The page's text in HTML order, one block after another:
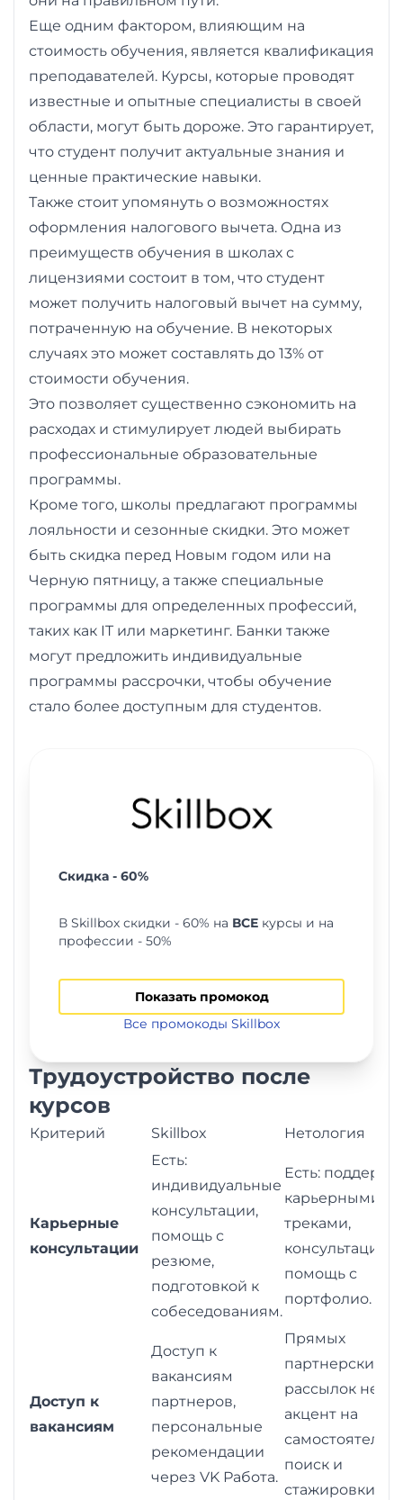
Еще одним фактором, влияющим на
стоимость обучения, является квалификация
преподавателей. Курсы, которые проводят
известные и опытные специалисты в своей
области, могут быть дороже. Это гарантирует,
что студент получит актуальные знания и
ценные практические навыки.
Также стоит упомянуть о возможностях
оформления налогового вычета. Одна из
преимуществ обучения в школах с
лицензиями состоит в том, что студент
может получить налоговый вычет на сумму,
потраченную на обучение. В некоторых
случаях это может составлять до 13% от
стоимости обучения.
Это позволяет существенно сэкономить на
расходах и стимулирует людей выбирать
профессиональные образовательные
программы.
Кроме того, школы предлагают программы
лояльности и сезонные скидки. Это может
быть скидка перед Новым годом или на
Черную пятницу, а также специальные
программы для определенных профессий,
таких как IT или маркетинг. Банки также
могут предложить индивидуальные
программы рассрочки, чтобы обучение
стало более доступным для студентов.
Скидка - 60%
В Skillbox скидки - 60% на ВСЕ курсы и на
профессии - 50%
Показать промокод
Все промокоды Skillbox
Трудоустройство после
курсов
Критерий Skillbox Нетология
Карьерные
консультации
Есть:
индивидуальные
консультации,
помощь с
резюме,
подготовкой к
собеседованиям.
Есть:
карьерными
треками,
консультации,
помощь с
портфолио.
Доступ к
вакансиям
Доступ к
вакансиям
партнеров,
персональные
рекомендации
через VK Работа.
Прямых
партнерских
рассылок нет,
акцент на
поиск и
стажировки.